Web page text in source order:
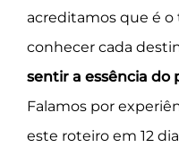
acreditamos que é
conhecer cada
sentir a essência do
Falamos por
este roteiro em 12